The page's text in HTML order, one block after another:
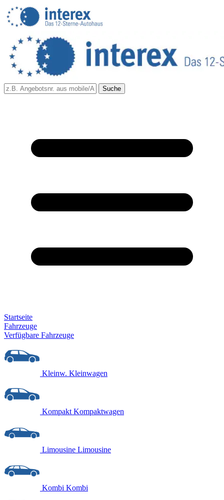
Suche
Startseite
Fahrzeuge
Verfügbare Fahrzeuge
Kleinw. Kleinwagen
Kompakt Kompaktwagen
Limousine Limousine
Kombi Kombi